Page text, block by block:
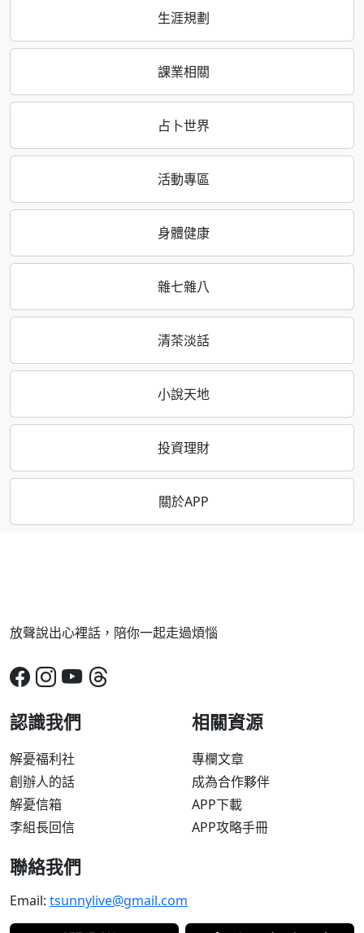
生涯規劃
課業相關
占卜世界
活動專區
身體健康
雜七雜八
清茶淡話
小說天地
投資理財
關於APP
放聲說出心裡話，陪你一起走過煩惱
認識我們
解憂福利社
創辦人的話
解憂信箱
李組長回信
相關資源
專欄文章
成為合作夥伴
APP下載
APP攻略手冊
聯絡我們
Email: tsunnylive@gmail.com